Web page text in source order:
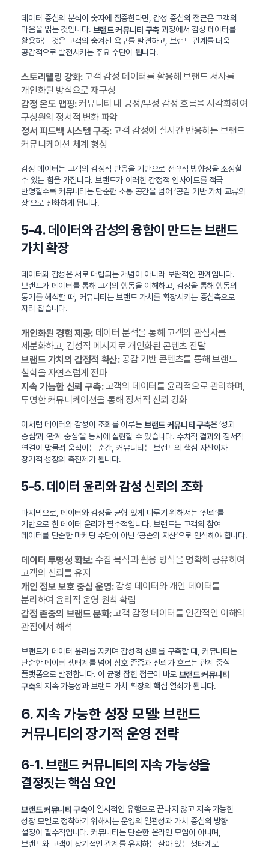
데이터 중심의 분석이 숫자에 집중한다면, 감성 중심의 접근은 고객의
마음을 읽는 것입니다. 브랜드 커뮤니티 구축과정에서 감성 데이터를
활용하는 것은 고객의 숨겨진 욕구를 발견하고, 브랜드 관계를 더욱
공감적으로 발전시키는 주요 수단이 됩니다.
스토리텔링 강화:고객 감정 데이터를 활용해 브랜드 서사를
개인화된 방식으로 재구성
감정 온도 맵핑:커뮤니티 내 긍정/부정 감정 흐름을 시각화하여
구성원의 정서적 변화 파악
정서 피드백 시스템 구축:고객 감정에 실시간 반응하는 브랜드
커뮤니케이션 체계 형성
감성 데이터는 고객의 감정적 반응을 기반으로 전략적 방향성을 조정할
수 있는 힘을 가집니다. 브랜드가 이러한 감정적 인사이트를 적극
반영할수록 커뮤니티는 단순한 소통 공간을 넘어 ‘공감 기반 가치 교류의
장’으로 진화하게 됩니다.
5-4. 데이터와 감성의 융합이 만드는 브랜드
가치 확장
데이터와 감성은 서로 대립되는 개념이 아니라 보완적인 관계입니다.
브랜드가 데이터를 통해 고객의 행동을 이해하고, 감성을 통해 행동의
동기를 해석할 때, 커뮤니티는 브랜드 가치를 확장시키는 중심축으로
자리 잡습니다.
개인화된 경험 제공:데이터 분석을 통해 고객의 관심사를
세분화하고, 감성적 메시지로 개인화된 콘텐츠 전달
브랜드 가치의 감정적 확산:공감 기반 콘텐츠를 통해 브랜드
철학을 자연스럽게 전파
지속 가능한 신뢰 구축:고객의 데이터를 윤리적으로 관리하며,
투명한 커뮤니케이션을 통해 정서적 신뢰 강화
이처럼 데이터와 감성이 조화를 이루는브랜드 커뮤니티 구축은 ‘성과
중심’과 ‘관계 중심’을 동시에 실현할 수 있습니다. 수치적 결과와 정서적
연결이 맞물려 움직이는 순간, 커뮤니티는 브랜드의 핵심 자산이자
장기적 성장의 촉진제가 됩니다.
5-5. 데이터 윤리와 감성 신뢰의 조화
마지막으로, 데이터와 감성을 균형 있게 다루기 위해서는 ‘신뢰’를
기반으로 한 데이터 윤리가 필수적입니다. 브랜드는 고객의 참여
데이터를 단순한 마케팅 수단이 아닌 ‘공존의 자산’으로 인식해야 합니다.
데이터 투명성 확보:수집 목적과 활용 방식을 명확히 공유하여
고객의 신뢰를 유지
개인 정보 보호 중심 운영:감성 데이터와 개인 데이터를
분리하여 윤리적 운영 원칙 확립
감정 존중의 브랜드 문화:고객 감정 데이터를 인간적인 이해의
관점에서 해석
브랜드가 데이터 윤리를 지키며 감성적 신뢰를 구축할 때, 커뮤니티는
단순한 데이터 생태계를 넘어 상호 존중과 신뢰가 흐르는 관계 중심
플랫폼으로 발전합니다. 이 균형 잡힌 접근이 바로 브랜드 커뮤니티
구축의 지속 가능성과 브랜드 가치 확장의 핵심 열쇠가 됩니다.
6. 지속 가능한 성장 모델: 브랜드
커뮤니티의 장기적 운영 전략
6-1. 브랜드 커뮤니티의 지속 가능성을
결정짓는 핵심 요인
브랜드 커뮤니티 구축이 일시적인 유행으로 끝나지 않고 지속 가능한
성장 모델로 정착하기 위해서는 운영의 일관성과 가치 중심의 방향
설정이 필수적입니다. 커뮤니티는 단순한 온라인 모임이 아니며,
브랜드와 고객이 장기적인 관계를 유지하는 살아 있는 생태계로